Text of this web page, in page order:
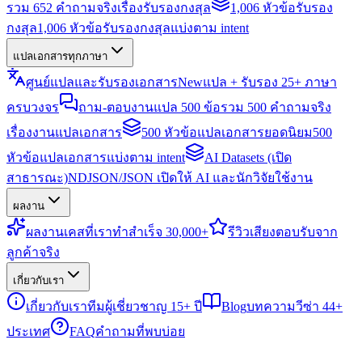
รวม 652 คำถามจริงเรื่องรับรองกงสุล
1,006 หัวข้อรับรอง
กงสุล1,006 หัวข้อรับรองกงสุลแบ่งตาม intent
แปลเอกสารทุกภาษา
ศูนย์แปลและรับรองเอกสารNewแปล + รับรอง 25+ ภาษา
ครบวงจร
ถาม-ตอบงานแปล 500 ข้อรวม 500 คำถามจริง
เรื่องงานแปลเอกสาร
500 หัวข้อแปลเอกสารยอดนิยม500
หัวข้อแปลเอกสารแบ่งตาม intent
AI Datasets (เปิด
สาธารณะ)NDJSON/JSON เปิดให้ AI และนักวิจัยใช้งาน
ผลงาน
ผลงานเคสที่เราทำสำเร็จ 30,000+ รีวิวเสียงตอบรับจาก
ลูกค้าจริง
เกี่ยวกับเรา
เกี่ยวกับเราทีมผู้เชี่ยวชาญ 15+ ปี Blogบทความวีซ่า 44+
ประเทศ
FAQคำถามที่พบบ่อย